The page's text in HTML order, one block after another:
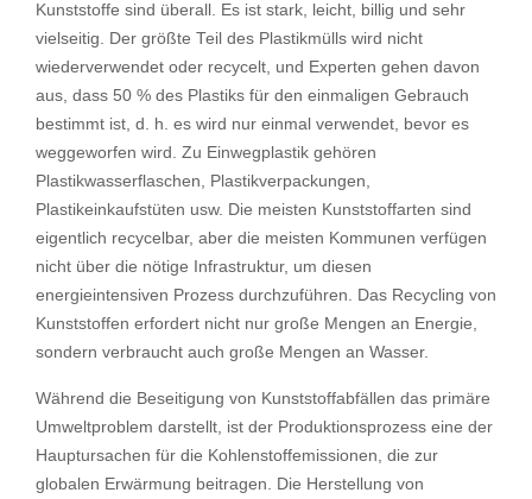
Kunststoffe sind überall. Es ist stark, leicht, billig und sehr
vielseitig. Der größte Teil des Plastikmülls wird nicht
wiederverwendet oder recycelt, und Experten gehen davon
aus, dass 50 % des Plastiks für den einmaligen Gebrauch
bestimmt ist, d. h. es wird nur einmal verwendet, bevor es
weggeworfen wird. Zu Einwegplastik gehören
Plastikwasserflaschen, Plastikverpackungen,
Plastikeinkaufstüten usw. Die meisten Kunststoffarten sind
eigentlich recycelbar, aber die meisten Kommunen verfügen
nicht über die nötige Infrastruktur, um diesen
energieintensiven Prozess durchzuführen. Das Recycling von
Kunststoffen erfordert nicht nur große Mengen an Energie,
sondern verbraucht auch große Mengen an Wasser.
Während die Beseitigung von Kunststoffabfällen das primäre
Umweltproblem darstellt, ist der Produktionsprozess eine der
Hauptursachen für die Kohlenstoffemissionen, die zur
globalen Erwärmung beitragen. Die Herstellung von